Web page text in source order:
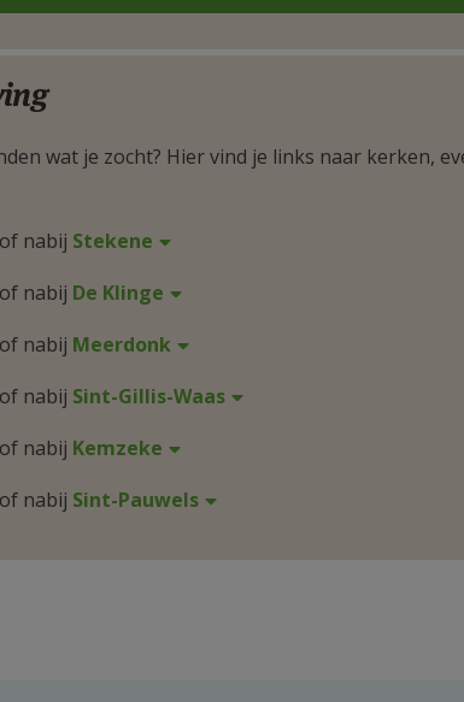
wat je zocht? Hier vind je links naar kerken,
nabij Stekene
nabij De Klinge
nabij Meerdonk
nabij Sint-Gillis-Waas
nabij Kemzeke
nabij Sint-Pauwels